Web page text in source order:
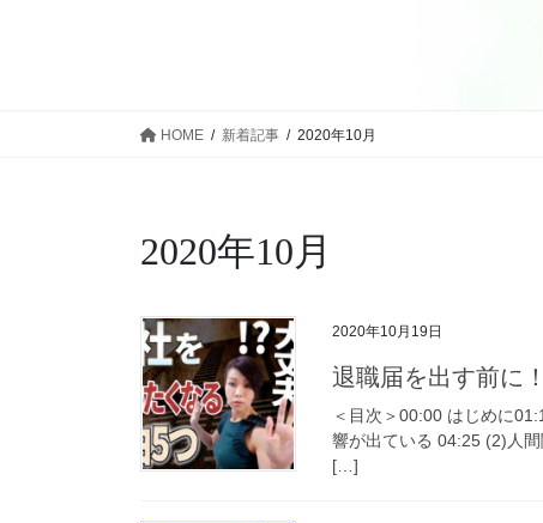
HOME 新着記事 2020年10月
2020年10月
2020年10月19日
退職届を出す前に
＜目次＞00:00 はじめに
響が出ている 04:25 (2)人
[…]